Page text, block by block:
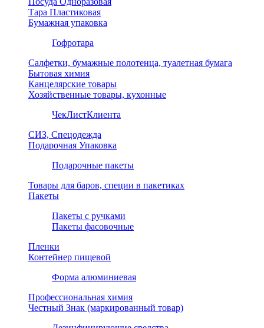
Тара Пластиковая
Бумажная упаковка
Гофротара
Салфетки, бумажные полотенца, туалетная бумага
Бытовая химия
Канцелярские товары
Хозяйственные товары, кухонные
ЧекЛистКлиента
СИЗ, Спецодежда
Подарочная Упаковка
Подарочные пакеты
Товары для баров, специи в пакетиках
Пакеты
Пакеты с ручками
Пакеты фасовочные
Пленки
Контейнер пищевой
Форма алюминиевая
Профессиональная химия
Честный Знак (маркированный товар)